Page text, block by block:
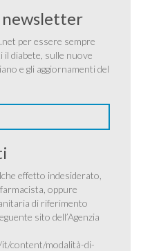
per essere sempre
diabete, sulle nuove
e gli aggiornamenti del
effetto indesiderato,
oppure
di riferimento
sito dell’Agenzia
it/content/modalità-di-